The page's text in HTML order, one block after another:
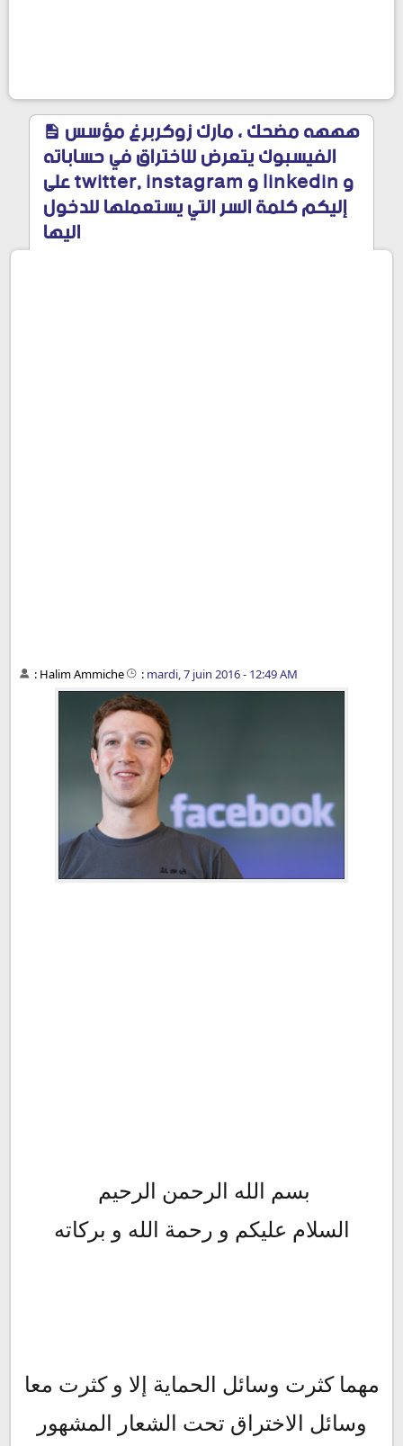
الفيسبوك يتعرض للاختراق في حساباته
على twitter, instagram و linkedin و
إليكم كلمة السر التي يستعملها للدخول
اليها
: Halim Ammiche : mardi, 7 juin 2016 - 12:49 AM
بسم الله الرحمن الرحيم
السلام عليكم و رحمة الله و بركاته
مهما كثرت وسائل الحماية إلا و كثرت معا
وسائل الاختراق تحت الشعار المشهور